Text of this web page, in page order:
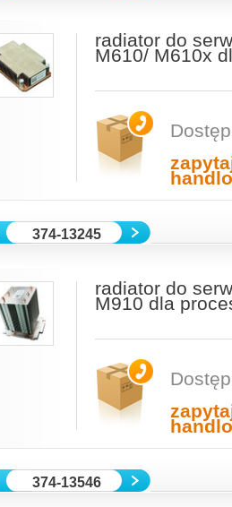
radiator do
M610/ M610x
374-13245
radiator do
M910 dla
374-13546